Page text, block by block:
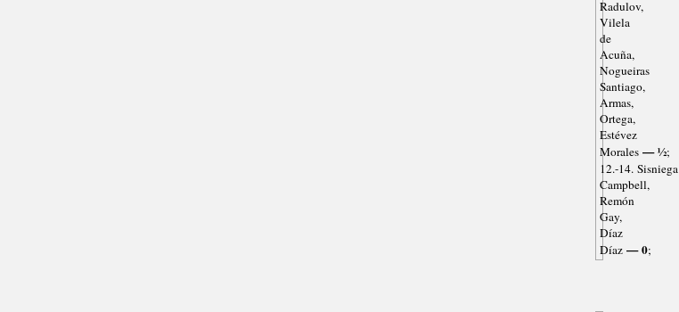
Radulov,
Vilela
de
Acuña,
Nogueiras
Santiago,
Armas,
Ortega,
Estévez
Morales— ½;
12.-14. Sisniega
Campbell,
Remón
Gay,
Díaz
Díaz— 0;